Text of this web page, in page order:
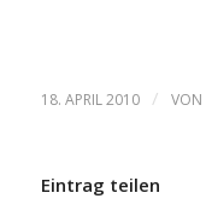
18. APRIL 2010 / VON
Eintrag teilen